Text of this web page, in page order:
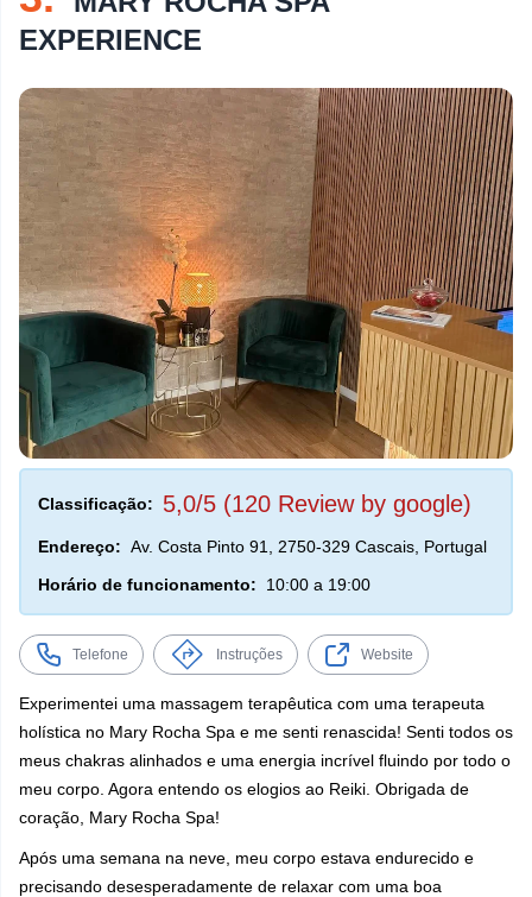
EXPERIENCE
Classificação: 5,0/5 (120 Review by google)
Endereço: Av. Costa Pinto 91, 2750-329 Cascais, Portugal
Horário de funcionamento:
10:00 a 19:00
Telefone Instruções Website
Experimentei uma massagem terapêutica com uma terapeuta
holística no Mary Rocha Spa e me senti renascida! Senti todos os
meus chakras alinhados e uma energia incrível fluindo por todo o
meu corpo. Agora entendo os elogios ao Reiki. Obrigada de
coração, Mary Rocha Spa!
Após uma semana na neve, meu corpo estava endurecido e
precisando desesperadamente de relaxar com uma boa